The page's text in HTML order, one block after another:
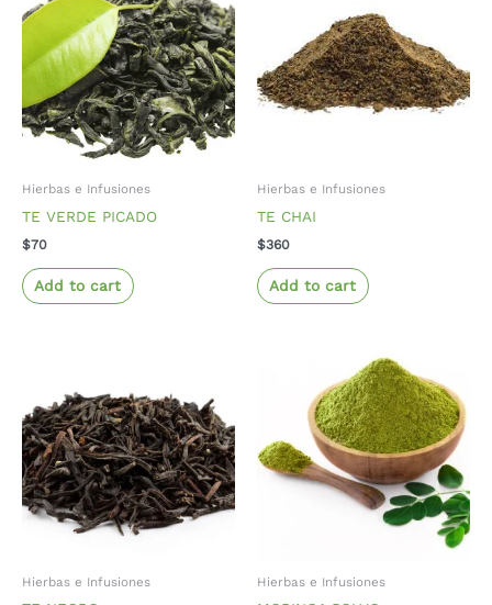
Hierbas e Infusiones
TE VERDE PICADO
$70
Add to cart
Hierbas e Infusiones
TE CHAI
$360
Add to cart
Hierbas e Infusiones Hierbas e Infusiones